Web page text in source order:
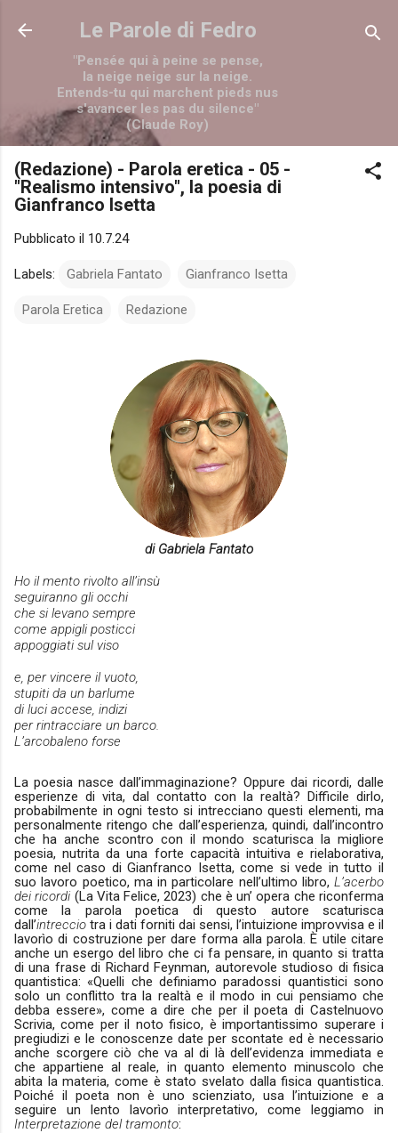
Passa ai contenuti principali
Le Parole di Fedro
"Pensée qui à peine se pense,
la neige neige sur la neige.
Entends-tu qui marchent pieds nus
s'avancer les pas du silence"
(Claude Roy)
(Redazione) - Parola eretica - 05 -
"Realismo intensivo", la poesia di
Gianfranco Isetta
Pubblicato il 10.7.24
Labels: Gabriela Fantato Gianfranco Isetta
Parola Eretica Redazione
di Gabriela Fantato
Ho il mento rivolto all’insù
seguiranno gli occhi
che si levano sempre
come appigli posticci
appoggiati sul viso
e, per vincere il vuoto,
stupiti da un barlume
di luci accese, indizi
per rintracciare un barco.
L’arcobaleno forse
La poesia nasce dall’immaginazione? Oppure dai ricordi, dalle
esperienze di vita, dal contatto con la realtà? Difficile dirlo,
probabilmente in ogni testo si intrecciano questi elementi, ma
personalmente ritengo che dall’esperienza, quindi, dall’incontro
che ha anche scontro con il mondo scaturisca la migliore
poesia, nutrita da una forte capacità intuitiva e rielaborativa,
come nel caso di Gianfranco Isetta, come si vede in tutto il
suo lavoro poetico, ma in particolare nell’ultimo libro, L’acerbo
dei ricordi (La Vita Felice, 2023) che è un’ opera che riconferma
come la parola poetica di questo autore scaturisca
dall’intreccio tra i dati forniti dai sensi, l’intuizione improvvisa e il
lavorìo di costruzione per dare forma alla parola. È utile citare
anche un esergo del libro che ci fa pensare, in quanto si tratta
di una frase di Richard Feynman, autorevole studioso di fisica
quantistica: «Quelli che definiamo paradossi quantistici sono
solo un conflitto tra la realtà e il modo in cui pensiamo che
debba essere», come a dire che per il poeta di Castelnuovo
Scrivia, come per il noto fisico, è importantissimo superare i
pregiudizi e le conoscenze date per scontate ed è necessario
anche scorgere ciò che va al di là dell’evidenza immediata e
che appartiene al reale, in quanto elemento minuscolo che
abita la materia, come è stato svelato dalla fisica quantistica.
Poiché il poeta non è uno scienziato, usa l’intuizione e a
seguire un lento lavorìo interpretativo, come leggiamo in
Interpretazione del tramonto: